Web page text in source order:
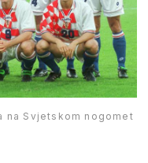
na Svjetskom nogomet